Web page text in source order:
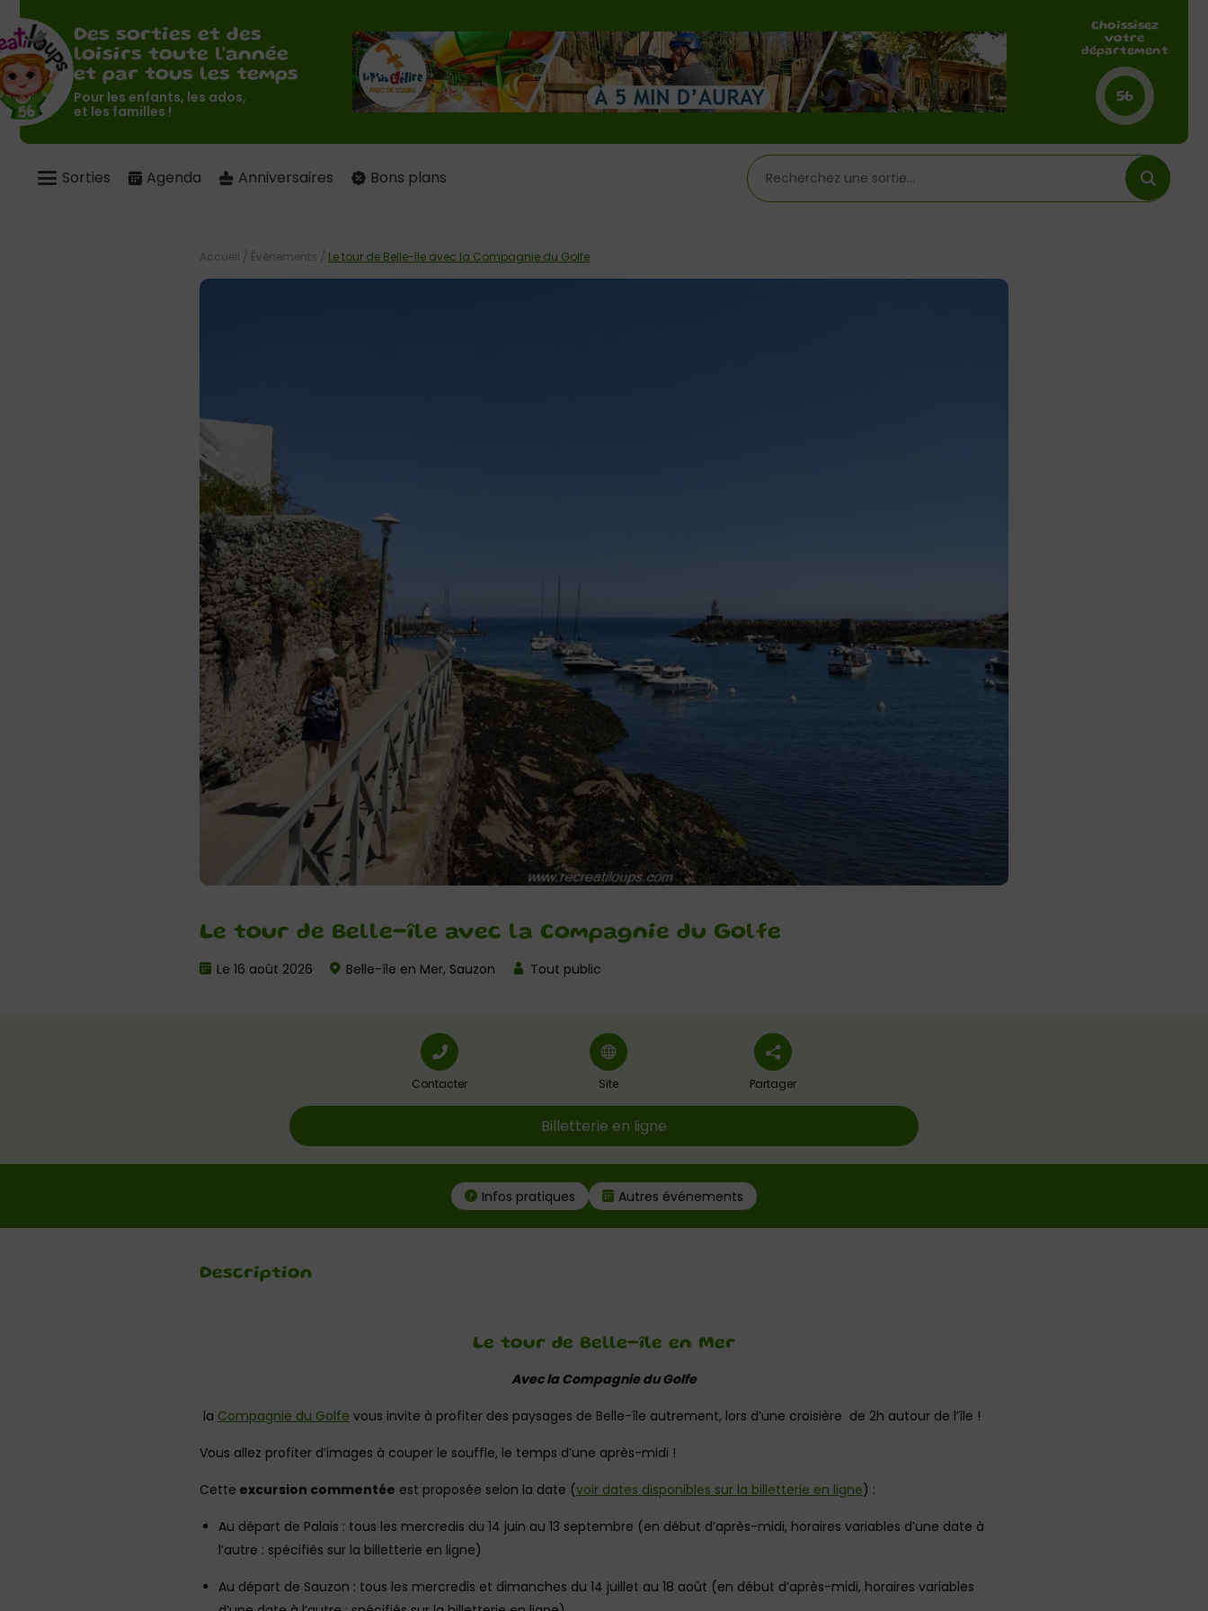
Des sorties et des
loisirs toute l'année
et par tous les temps
Pour les enfants, les ados,
et les familles !
Choissisez
votre
département
56
Sorties Agenda Anniversaires Bons plans
Le tour de Belle-île avec la Compagnie du Golfe
Le 16 août 2026 Belle-île en Mer, Sauzon Tout public
Accueil / Évènements / Le tour de Belle-île avec la Compagnie du Golfe
Contacter Site Partager
Billetterie en ligne
Infos pratiques Autres événements
Description
Le tour de Belle-île en Mer
Avec la Compagnie du Golfe
la Compagnie du Golfe vous invite à profiter des paysages de Belle-île autrement, lors d’une croisière de 2h autour de l’île !
Vous allez profiter d’images à couper le souffle, le temps d’une après-midi !
Cette excursion commentée est proposée selon la date (voir dates disponibles sur la billetterie en ligne) :
Au départ de Palais : tous les mercredis du 14 juin au 13 septembre (en début d’après-midi, horaires variables d’une date à
l’autre : spécifiés sur la billetterie en ligne)
Au départ de Sauzon : tous les mercredis et dimanches du 14 juillet au 18 août (en début d’après-midi, horaires variables